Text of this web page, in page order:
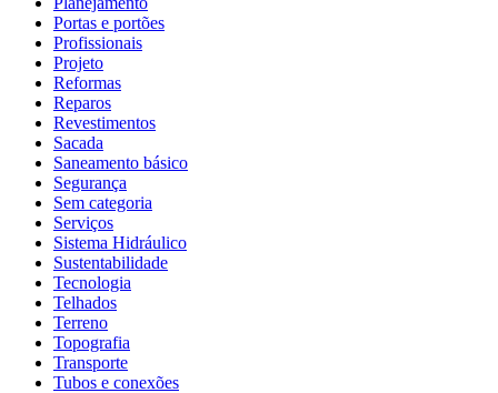
Portas e portões
Profissionais
Projeto
Reformas
Reparos
Revestimentos
Sacada
Saneamento básico
Segurança
Sem categoria
Serviços
Sistema Hidráulico
Sustentabilidade
Tecnologia
Telhados
Terreno
Topografia
Transporte
Tubos e conexões